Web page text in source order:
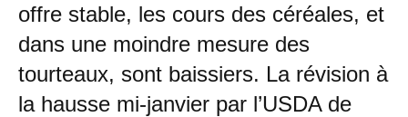
offre stable, les cours des céréales, et
dans une moindre mesure des
tourteaux, sont baissiers. La révision à
la hausse mi-janvier par l’USDA de